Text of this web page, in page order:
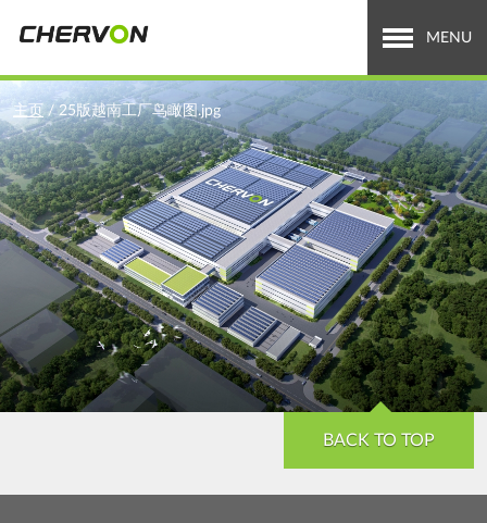
MENU
关于泉峰
全球业务
招贤纳士
新闻中心
投资者关系
Search
form
搜
索
You
are
here
主页 /25版越南工厂鸟瞰图.jpg
BACK TO TOP